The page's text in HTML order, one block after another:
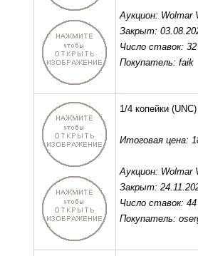
Аукцион: Wolmar
Закрыт:
Число ставок: 32
Покупатель: faik
1/4 копейки (UNC)
Итоговая цена:
Аукцион: Wolmar
Закрыт:
Число ставок: 44
Покупатель: